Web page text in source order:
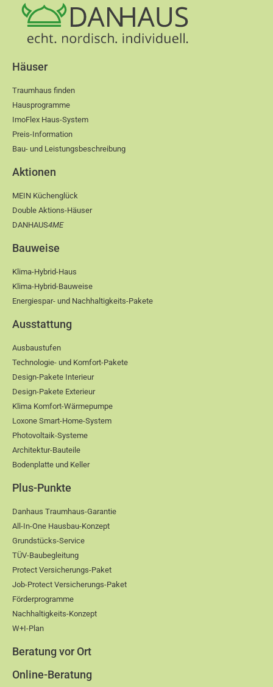
Häuser
Traumhaus finden
Hausprogramme
ImoFlex Haus-System
Preis-Information
Bau- und Leistungsbeschreibung
Aktionen
MEIN Küchenglück
Double Aktions-Häuser
DANHAUS4ME
Bauweise
Klima-Hybrid-Haus
Klima-Hybrid-Bauweise
Energiespar- und Nachhaltigkeits-Pakete
Ausstattung
Ausbaustufen
Technologie- und Komfort-Pakete
Design-Pakete Interieur
Design-Pakete Exterieur
Klima Komfort-Wärmepumpe
Loxone Smart-Home-System
Photovoltaik-Systeme
Architektur-Bauteile
Bodenplatte und Keller
Plus-Punkte
Danhaus Traumhaus-Garantie
All-In-One Hausbau-Konzept
Grundstücks-Service
TÜV-Baubegleitung
Protect Versicherungs-Paket
Job-Protect Versicherungs-Paket
Förderprogramme
Nachhaltigkeits-Konzept
W+I-Plan
Beratung vor Ort
Online-Beratung